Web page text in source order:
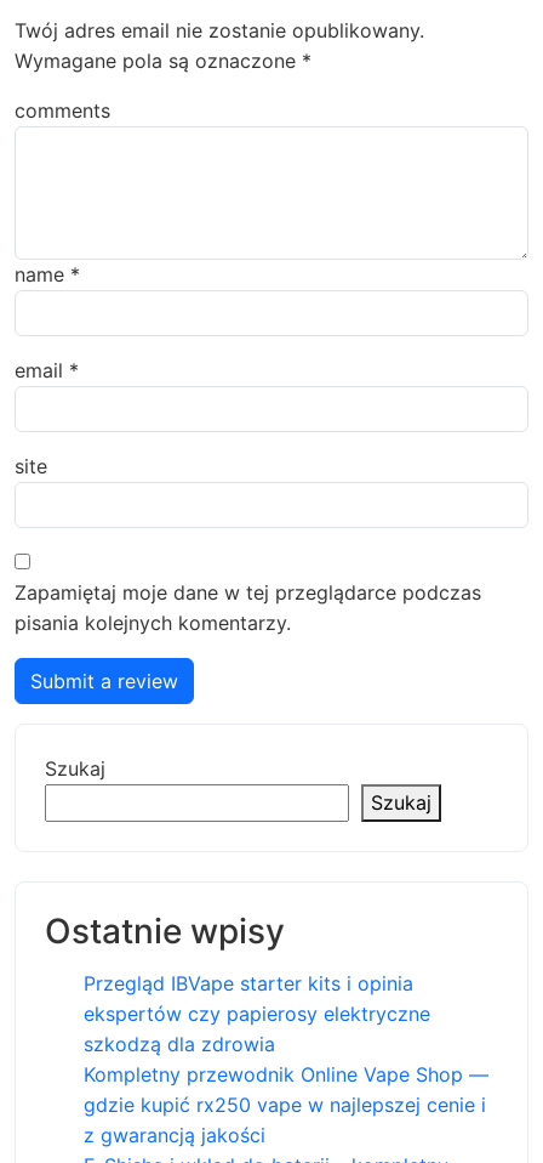
Twój adres email nie zostanie opublikowany.
Wymagane pola są oznaczone *
comments
name *
email *
site
Zapamiętaj moje dane w tej przeglądarce podczas
pisania kolejnych komentarzy.
Submit a review
Szukaj
Szukaj
Ostatnie wpisy
Przegląd IBVape starter kits i opinia
ekspertów czy papierosy elektryczne
szkodzą dla zdrowia
Kompletny przewodnik Online Vape Shop —
gdzie kupić rx250 vape w najlepszej cenie i
z gwarancją jakości